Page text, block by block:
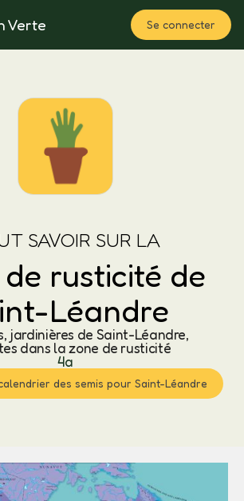
Verte Se connecter
Notes Fertilisation
SAVOIR SUR LA
rusticité de
Léandre
jardinières de Saint-Léandre,
dans la zone de rusticité
4a
des semis pour Saint-Léandre